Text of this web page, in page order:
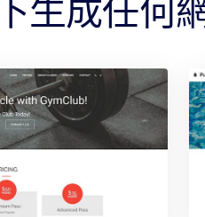
生成任何